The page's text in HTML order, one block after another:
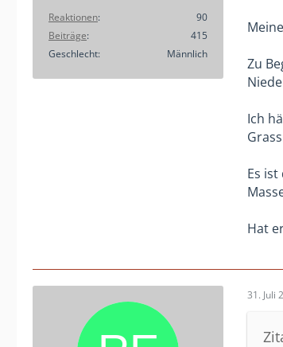
Reaktionen
90
Beiträge
415
Geschlecht
Männlich
Zu
Ich
Es
Hat
31. Juli